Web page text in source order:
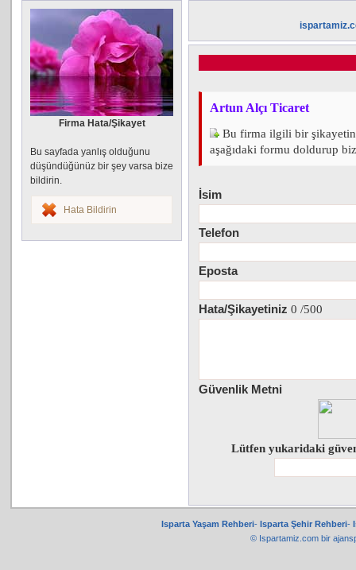
Firma Hata/Şikayet
Bu sayfada yanlış olduğunu
düşündüğünüz bir şey varsa bize
bildirin.
Hata Bildirin
Artun Alçı Ticaret
Bu firma ilgili bir
aşağıdaki formu doldurup
İsim
Telefon
Eposta
Hata/Şikayetiniz 0 /500
Güvenlik Metni
Lütfen yukaridaki
Isparta Yaşam Rehberi- Isparta Şehir Rehberi-
© Ispartamiz.com bir